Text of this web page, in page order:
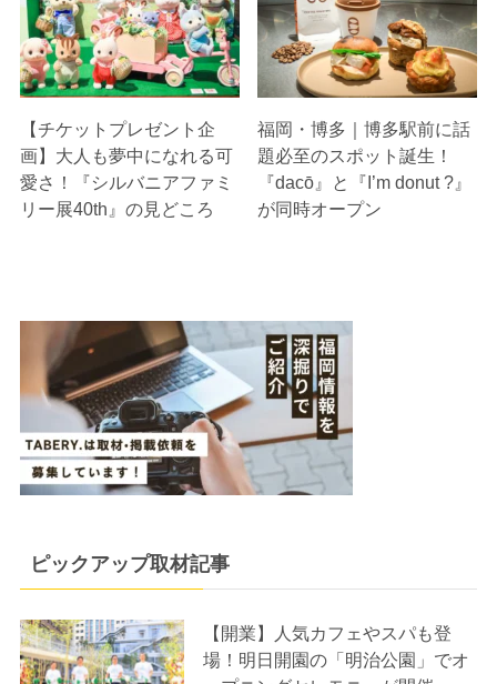
【チケットプレゼント企
画】大人も夢中になれる可
愛さ！『シルバニアファミ
リー展40th』の見どころ
福岡・博多｜博多駅前に話
題必至のスポット誕生！
『dacō』と『I’m donut ?』
が同時オープン
ピックアップ取材記事
【開業】人気カフェやスパも登
場！明日開園の「明治公園」でオ